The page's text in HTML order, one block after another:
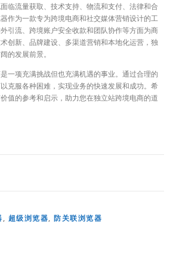
临流量获取、技术支持、物流和支付、法律和合
作为一款专为跨境电商和社交媒体营销设计的工
引流、跨境账户安全收款和团队协作等方面为商
创新、品牌建设、多渠道营销和本地化运营，独
的发展前景。
一项充满挑战但也充满机遇的事业。通过合理的
克服各种困难，实现业务的快速发展和成功。希
值的参考和启示，助力您在独立站跨境电商的道
, 超级浏览器, 防关联浏览器